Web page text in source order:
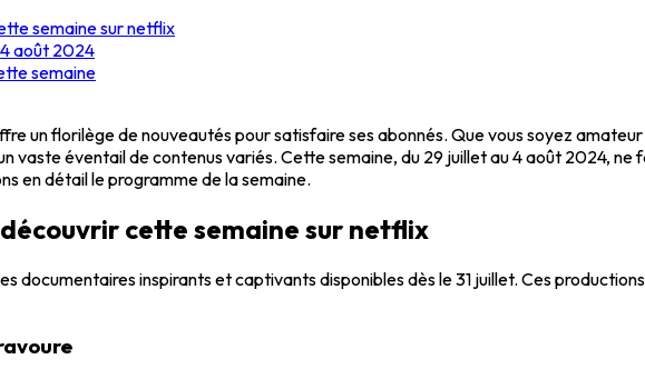
semaine sur netflix
4 août 2024
semaine
un florilège de nouveautés pour satisfaire ses abonnés. Que vous soyez
vaste éventail de contenus variés. Cette semaine, du 29 juillet au 4 août 2024,
en détail le programme de la semaine.
cette semaine sur netflix
documentaires inspirants et captivants disponibles dès le 31 juillet. Ces